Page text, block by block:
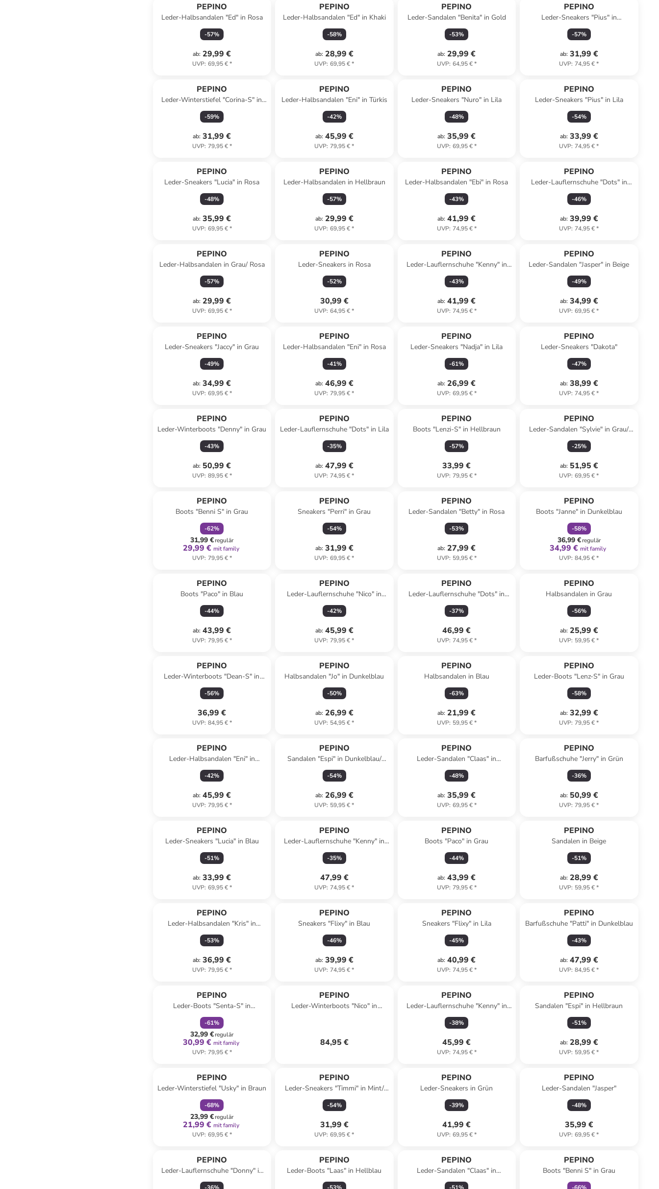
PEPINO
Leder-Halbsandalen "Ed" in Rosa
-57%
ab: 29,99 €
UVP: 69,95 €*
PEPINO
Leder-Halbsandalen "Ed" in Khaki
-58%
ab: 28,99 €
UVP: 69,95 €*
PEPINO
Leder-Sandalen "Benita" in Gold
-53%
ab: 29,99 €
UVP: 64,95 €*
PEPINO
Leder-Sneakers "Pius" in
Dunkelblau
-57%
ab: 31,99 €
UVP: 74,95 €*
PEPINO
Leder-Winterstiefel "Corina-S" in
Rosa
-59%
ab: 31,99 €
UVP: 79,95 €*
PEPINO
Leder-Halbsandalen "Eni" in Türkis
-42%
ab: 45,99 €
UVP: 79,95 €*
PEPINO
Leder-Sneakers "Nuro" in Lila
-48%
ab: 35,99 €
UVP: 69,95 €*
PEPINO
Leder-Sneakers "Pius" in Lila
-54%
ab: 33,99 €
UVP: 74,95 €*
PEPINO
Leder-Sneakers "Lucia" in Rosa
-48%
ab: 35,99 €
UVP: 69,95 €*
PEPINO
Leder-Halbsandalen in Hellbraun
-57%
ab: 29,99 €
UVP: 69,95 €*
PEPINO
Leder-Halbsandalen "Ebi" in Rosa
-43%
ab: 41,99 €
UVP: 74,95 €*
PEPINO
Leder-Lauflernschuhe "Dots" in
Beige
-46%
ab: 39,99 €
UVP: 74,95 €*
PEPINO
Leder-Halbsandalen in Grau/ Rosa
-57%
ab: 29,99 €
UVP: 69,95 €*
PEPINO
Leder-Sneakers in Rosa
-52%
30,99 €
UVP: 64,95 €*
PEPINO
Leder-Lauflernschuhe "Kenny" in
Hellblau
-43%
ab: 41,99 €
UVP: 74,95 €*
PEPINO
Leder-Sandalen "Jasper" in Beige
-49%
ab: 34,99 €
UVP: 69,95 €*
PEPINO
Leder-Sneakers "Jaccy" in Grau
-49%
ab: 34,99 €
UVP: 69,95 €*
PEPINO
Leder-Halbsandalen "Eni" in Rosa
-41%
ab: 46,99 €
UVP: 79,95 €*
PEPINO
Leder-Sneakers "Nadja" in Lila
-61%
ab: 26,99 €
UVP: 69,95 €*
PEPINO
Leder-Sneakers "Dakota"
-47%
ab: 38,99 €
UVP: 74,95 €*
PEPINO
Leder-Winterboots "Denny" in Grau
-43%
ab: 50,99 €
UVP: 89,95 €*
PEPINO
Leder-Lauflernschuhe "Dots" in Lila
-35%
ab: 47,99 €
UVP: 74,95 €*
PEPINO
Boots "Lenzi-S" in Hellbraun
-57%
33,99 €
UVP: 79,95 €*
PEPINO
Leder-Sandalen "Sylvie" in Grau/
Rosa
-25%
ab: 51,95 €
UVP: 69,95 €*
PEPINO
Boots "Benni S" in Grau
-62%
31,99 €regulär
29,99 € mit family
UVP: 79,95 €*
PEPINO
Sneakers "Perri" in Grau
-54%
ab: 31,99 €
UVP: 69,95 €*
PEPINO
Leder-Sandalen "Betty" in Rosa
-53%
ab: 27,99 €
UVP: 59,95 €*
PEPINO
Boots "Janne" in Dunkelblau
-58%
36,99 €regulär
34,99 € mit family
UVP: 84,95 €*
PEPINO
Boots "Paco" in Blau
-44%
ab: 43,99 €
UVP: 79,95 €*
PEPINO
Leder-Lauflernschuhe "Nico" in
Grün
-42%
ab: 45,99 €
UVP: 79,95 €*
PEPINO
Leder-Lauflernschuhe "Dots" in
Türkis
-37%
46,99 €
UVP: 74,95 €*
PEPINO
Halbsandalen in Grau
-56%
ab: 25,99 €
UVP: 59,95 €*
PEPINO
Leder-Winterboots "Dean-S" in
Hellbraun
-56%
36,99 €
UVP: 84,95 €*
PEPINO
Halbsandalen "Jo" in Dunkelblau
-50%
ab: 26,99 €
UVP: 54,95 €*
PEPINO
Halbsandalen in Blau
-63%
ab: 21,99 €
UVP: 59,95 €*
PEPINO
Leder-Boots "Lenz-S" in Grau
-58%
ab: 32,99 €
UVP: 79,95 €*
PEPINO
Leder-Halbsandalen "Eni" in
Hellbraun
-42%
ab: 45,99 €
UVP: 79,95 €*
PEPINO
Sandalen "Espi" in Dunkelblau/
Hellblau
-54%
ab: 26,99 €
UVP: 59,95 €*
PEPINO
Leder-Sandalen "Claas" in
Hellbraun
-48%
ab: 35,99 €
UVP: 69,95 €*
PEPINO
Barfußschuhe "Jerry" in Grün
-36%
ab: 50,99 €
UVP: 79,95 €*
PEPINO
Leder-Sneakers "Lucia" in Blau
-51%
ab: 33,99 €
UVP: 69,95 €*
PEPINO
Leder-Lauflernschuhe "Kenny" in
Blau
-35%
47,99 €
UVP: 74,95 €*
PEPINO
Boots "Paco" in Grau
-44%
ab: 43,99 €
UVP: 79,95 €*
PEPINO
Sandalen in Beige
-51%
ab: 28,99 €
UVP: 59,95 €*
PEPINO
Leder-Halbsandalen "Kris" in
Dunkelblau
-53%
ab: 36,99 €
UVP: 79,95 €*
PEPINO
Sneakers "Flixy" in Blau
-46%
ab: 39,99 €
UVP: 74,95 €*
PEPINO
Sneakers "Flixy" in Lila
-45%
ab: 40,99 €
UVP: 74,95 €*
PEPINO
Barfußschuhe "Patti" in Dunkelblau
-43%
ab: 47,99 €
UVP: 84,95 €*
PEPINO
Leder-Boots "Senta-S" in
Dunkelblau
-61%
32,99 €regulär
30,99 € mit family
UVP: 79,95 €*
PEPINO
Leder-Winterboots "Nico" in
84,95 €
PEPINO
Leder-Lauflernschuhe "Kenny" in
Rosa
-38%
45,99 €
UVP: 74,95 €*
PEPINO
Sandalen "Espi" in Hellbraun
-51%
ab: 28,99 €
UVP: 59,95 €*
PEPINO
Leder-Winterstiefel "Usky" in Braun
-68%
23,99 €regulär
21,99 € mit family
UVP: 69,95 €*
PEPINO
Leder-Sneakers "Timmi" in Mint/
Gelb
-54%
31,99 €
UVP: 69,95 €*
PEPINO
Leder-Sneakers in Grün
-39%
41,99 €
UVP: 69,95 €*
PEPINO
Leder-Sandalen "Jasper"
-48%
35,99 €
UVP: 69,95 €*
PEPINO
Leder-Lauflernschuhe "Donny" in
Dunkelblau
PEPINO
Leder-Boots "Laas" in Hellblau
PEPINO
Leder-Sandalen "Claas" in
Dunkelblau
PEPINO
Boots "Benni S" in Grau